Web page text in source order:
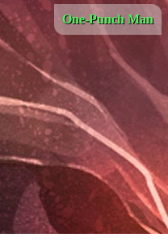
One-Punch Man